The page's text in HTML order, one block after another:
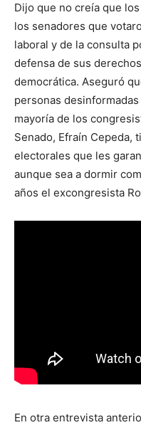
Dijo que no creía que
los senadores que
laboral y de la consulta
defensa de sus
democrática. Aseguró
personas
mayoría de los
Senado, Efraín Cepeda,
electorales que les
aunque sea a dormir
años el excongresista
En otra entrevista